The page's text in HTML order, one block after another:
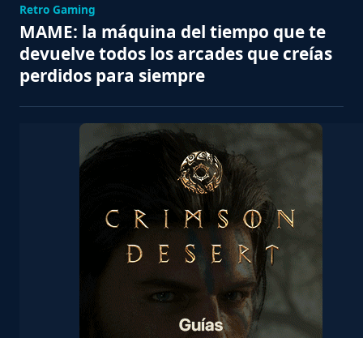
Retro Gaming
MAME: la máquina del tiempo que te
devuelve todos los arcades que creías
perdidos para siempre